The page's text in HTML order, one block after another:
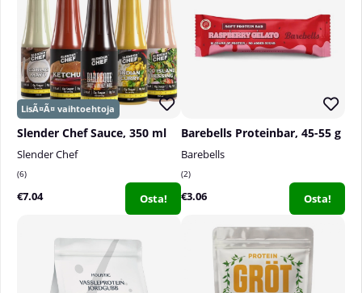
Slender Chef Sauce, 350 ml
Slender Chef
6
€7.04 Osta!
Barebells Proteinbar, 45-55 g
Barebells
2
€3.06 Osta!